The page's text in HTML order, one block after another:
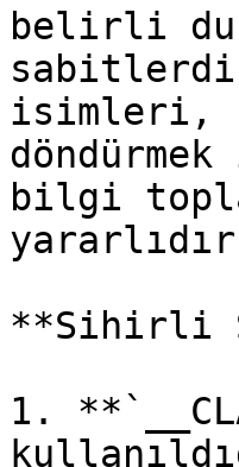
belirli
isimleri,
bilgi
**Sihirli
1.